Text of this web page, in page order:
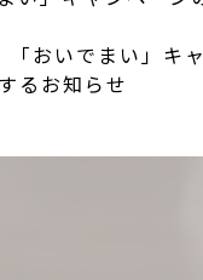
おいでまい」キ
るお知らせ